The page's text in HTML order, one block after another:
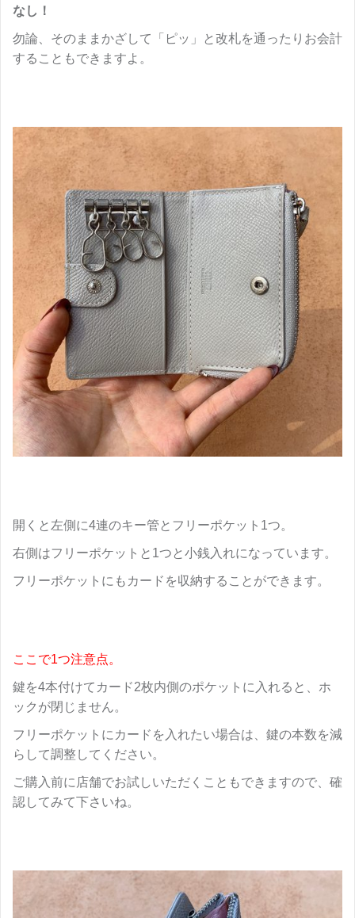
なし！
勿論、そのままかざして「ピッ」と改札を通ったりお会計
することもできますよ。
開くと左側に4連のキー管とフリーポケット1つ。
右側はフリーポケットと1つと小銭入れになっています。
フリーポケットにもカードを収納することができます。
ここで1つ注意点。
鍵を4本付けてカード2枚内側のポケットに入れると、ホ
ックが閉じません。
フリーポケットにカードを入れたい場合は、鍵の本数を減
らして調整してください。
ご購入前に店舗でお試しいただくこともできますので、確
認してみて下さいね。